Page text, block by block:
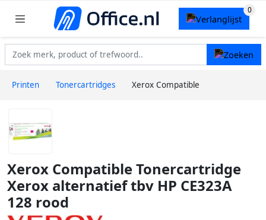
Printen Tonercartridges Xerox Compatible
Xerox Compatible Tonercartridge
Xerox alternatief tbv HP CE323A
128 rood